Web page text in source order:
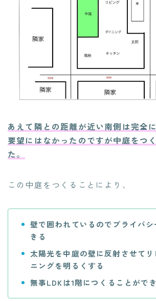
あえて隣との距離が近い南側は完全
要望にはなかったのですが中庭をつ
た。
この中庭をつくることにより、
壁で囲われているのでプライバ
きる
太陽光を中庭の壁に反射させてリ
ニングを明るくする
無事LDKは1階につくることがで